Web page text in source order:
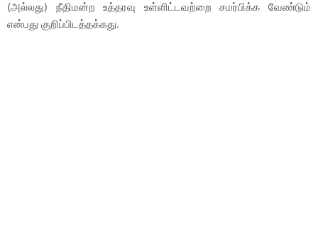
(அல்லது) நீதிமன்ற உத்தரவு உள்ளிட்டவற்றை சமர்பிக்க வேண்டும்
என்பது குறிப்பிடத்தக்கது.